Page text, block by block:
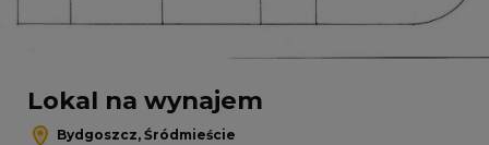
Lokal na wynajem
Bydgoszcz, Śródmieście